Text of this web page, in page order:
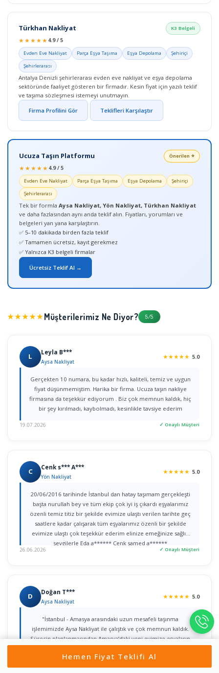
Türkhan Nakliyat K3 Belgeli
★★★★★ 4.9 / 5
Evden Eve Nakliyat Parça Eşya Taşıma Eşya Depolama
Şehiriçi
Şehirlerarası
Antalya Denizli şehirlerarası evden eve nakliyat ve eşya depolama
sektöründe faaliyet gösteren bir firmadır. Kesin fiyat için yazılı teklif
ve taşıma sözleşmesi istemeyi unutmayın.
Firma Profilini Gör Teklifleri Karşılaştır
Ucuza Taşın Platformu Önerilen ⭐
★★★★★ 4.9 / 5
Evden Eve Nakliyat Parça Eşya Taşıma Eşya Depolama
Şehiriçi
Şehirlerarası
Tek bir formla Aysa Nakliyat, Yön Nakliyat, Türkhan Nakliyat
ve daha fazlasından aynı anda teklif alın. Fiyatları, yorumları ve
belgeleri yan yana karşılaştırın.
✅ 5–10 dakikada birden fazla teklif
✅ Tamamen ücretsiz, kayıt gerekmez
✅ Yalnızca K3 belgeli firmalar
Ücretsiz Teklif Al →
★★★★★Müşterilerimiz Ne Diyor? 5/5
L Leyla B***
Aysa Nakliyat
★★★★★ 5.0
Gerçekten 10 numara, bu kadar hızlı, kaliteli, temiz ve uygun
fiyat düşünmemiştim. Harika bir firma. Ucuza taşın nakliye
firmasına da teşekkür ediyorum . Biz çok memnun kaldık, hiç
bir şey kırılmadı, kaybolmadı, kesinlikle tavsiye ederim
19.07.2026 ✓ Onaylı Müşteri
C Cenk s*** A***
Yön Nakliyat
★★★★★ 5.0
20/06/2016 tarihinde İstanbul dan hatay taşımam gerçekleşti
başta nurullah bey ve tüm ekip çok iyi iş çıkardı eşyalarımız
özenli temiz titiz bir şekilde evimize ulaştı verilen tarihte geç
saatlere kadar çalışarak tüm eşyalarımız özenli bir şekilde
evimize ulaştı çok teşekkür ederim elinize emeğinize sağlık
sevgilerle Eda a****** Cenk samed a******
26.06.2026 ✓ Onaylı Müşteri
D Doğan T***
Aysa Nakliyat
★★★★★ 5.0
"İstanbul - Amasya arasındaki uzun mesafeli taşınma
işlemimizde Aysa Nakliyat ile çalıştık ve çok memnun kaldık.
Sürecin planlanmasından Amasya’daki yeni evimize eşyaların
Yahya Bey’e şükranlarımı sunarım. Kurumsal yaklaşımları, titiz
işçilikleri ve güven veren iletişimleri için tüm ekibe teşekkür
Hemen Fiyat Teklifi Al